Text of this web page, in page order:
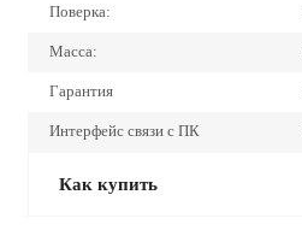
Поверка:
Масса:
Гарантия
Интерфейс связи с ПК
Как купить